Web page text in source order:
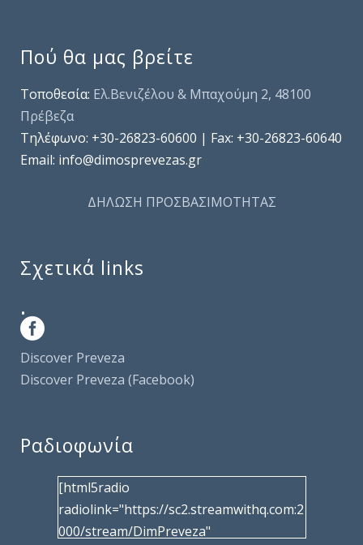
Πού θα μας βρείτε
Τοποθεσία: Ελ.Βενιζέλου & Μπαχούμη 2, 48100
Πρέβεζα
Τηλέφωνo: +30-26823-60600 | Fax: +30-26823-60640
Email: info@dimosprevezas.gr
ΔΗΛΩΣΗ ΠΡΟΣΒΑΣΙΜΟΤΗΤΑΣ
Σχετικά links
.
Discover Preveza
Discover Preveza (Facebook)
Ραδιοφωνία
[html5radio
radiolink="https://sc2.streamwithq.com:2
000/stream/DimPreveza"